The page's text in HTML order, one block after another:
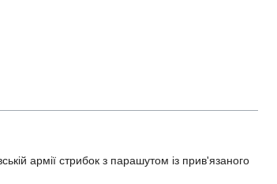
армії стрибок з парашутом із прив'язаного